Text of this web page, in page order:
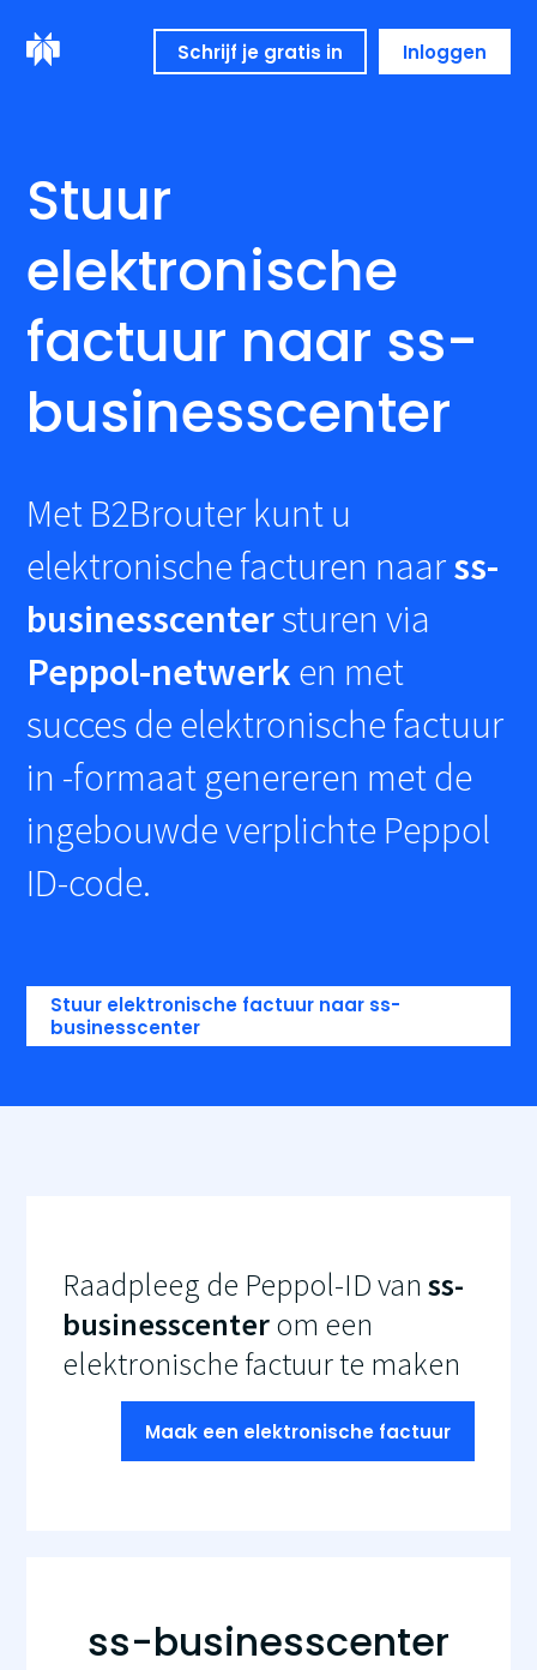
Schrijf je gratis in Inloggen
Stuur
elektronische
factuur naar ss-
businesscenter
Met B2Brouter kunt u
elektronische facturen naarss-
businesscentersturen via
Peppol-netwerk en met
succes de elektronische factuur
in -formaat genereren met de
ingebouwde verplichte Peppol
ID-code.
Stuur elektronische factuur naar ss-
businesscenter
Raadpleeg de Peppol-ID vanss-
businesscenterom een
elektronische factuur te maken
Maak een elektronische factuur
ss-businesscenter